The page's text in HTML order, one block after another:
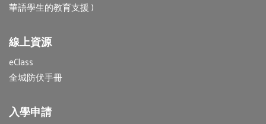
華語學生的教育支援 )
線上資源
eClass
全城防伏手冊
入學申請